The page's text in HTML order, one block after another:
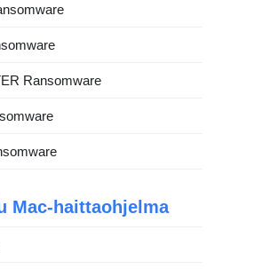
Ransomware
Mac-haittaohjelma